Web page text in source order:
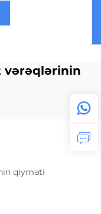
vərəqlərinin
qiyməti